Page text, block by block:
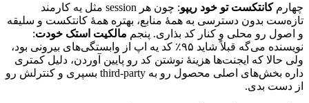
چهارم کانتکست تو خود ریپو: چون هر session مثل یه کارمند
تازه‌ست بدون دسترسی به همهٔ منابع، بهتره همهٔ کانتکست و سلیقه
و اصول رو محلی و کنار کد بذاری. پنجم مالکیت استک خودت:
نویسنده می‌گه قبلاً شاید ۹۵٪ کد یه اپ از وابستگی‌های بیرونی بود،
ولی حالا که ایجنت‌ها هزینهٔ نوشتن کد رو پایین آوردن، دلیل کمتری
داره بخش‌های اصلی محصول رو به third-party بسپری و کنترلش رو
از دست بدی.